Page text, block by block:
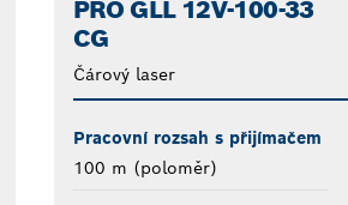
PRO GLL 12V-100-33
CG
Čárový laser
Pracovní rozsah s přijímačem
100 m (poloměr)